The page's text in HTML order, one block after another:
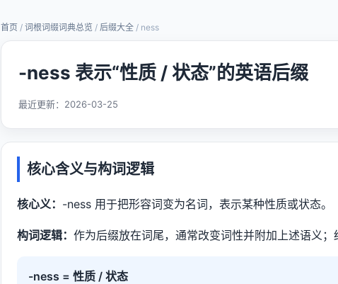
首页 / 词根词缀词典总览 / 后缀大全 / ness
-ness 表示“性质 / 状态”的英语后缀
最近更新： 2026-03-25
核心含义与构词逻辑
核心义： -ness 用于把形容词变为名词，表示某种性质或状态。
构词逻辑： 作为后缀放在词尾，通常改变词性并附加上述语义；
-ness = 性质 / 状态